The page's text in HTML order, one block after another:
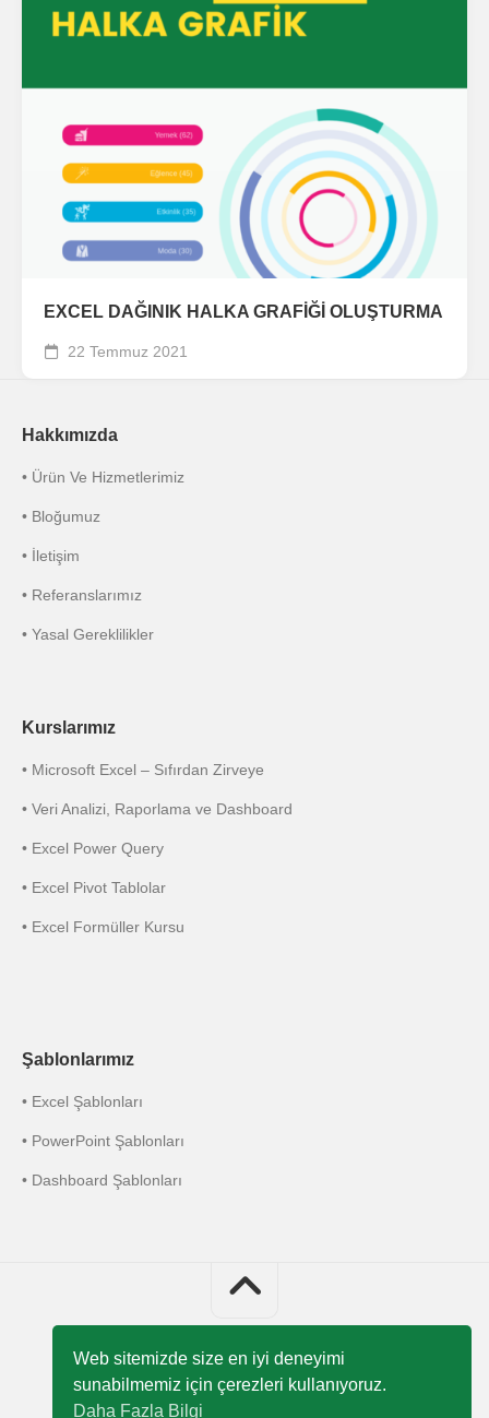
EXCEL DAĞINIK HALKA GRAFİĞİ OLUŞTURMA
22 Temmuz 2021
Hakkımızda
• Ürün Ve Hizmetlerimiz
• Bloğumuz
• İletişim
• Referanslarımız
• Yasal Gereklilikler
Kurslarımız
• Microsoft Excel – Sıfırdan Zirveye
• Veri Analizi, Raporlama ve Dashboard
• Excel Power Query
• Excel Pivot Tablolar
• Excel Formüller Kursu
Şablonlarımız
• Excel Şablonları
• PowerPoint Şablonları
• Dashboard Şablonları
Excel 751 © 2026 Bütün Hakları Saklıdır
Web sitemizde size en iyi deneyimi
sunabilmemiz için çerezleri kullanıyoruz.
Daha Fazla Bilgi